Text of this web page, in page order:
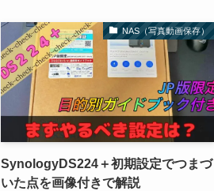
NAS（写真動画保存）
SynologyDS224＋初期設定でつまづ
いた点を画像付きで解説